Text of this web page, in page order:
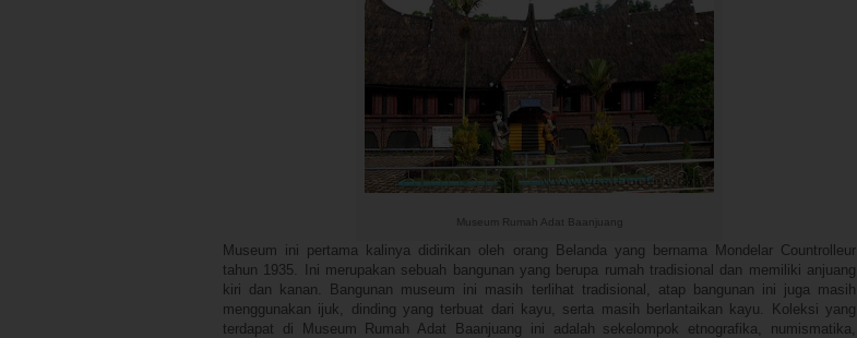
Museum Rumah Adat Baanjuang
Museum ini pertama kalinya didirikan oleh orang Belanda yang bernama Mondelar Countrolleur
tahun 1935. Ini merupakan sebuah bangunan yang berupa rumah tradisional dan memiliki anjuang
kiri dan kanan. Bangunan museum ini masih terlihat tradisional, atap bangunan ini juga masih
menggunakan ijuk, dinding yang terbuat dari kayu, serta masih berlantaikan kayu. Koleksi yang
terdapat di Museum Rumah Adat Baanjuang ini adalah sekelompok etnografika, numismatika,